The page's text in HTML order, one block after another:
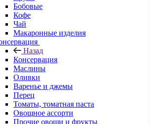
Бобовые
Кофе
Чай
Макаронные изделия
Назад
Консервация
Маслины
Оливки
Варенье и джемы
Перец
Томаты, томатная паста
Овощное ассорти
Прочие овощи и фрукты